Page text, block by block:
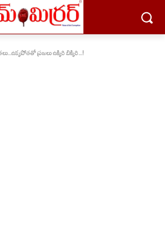
ప్ర‌జ‌లు ఉక్కిరి బిక్కిరి...!